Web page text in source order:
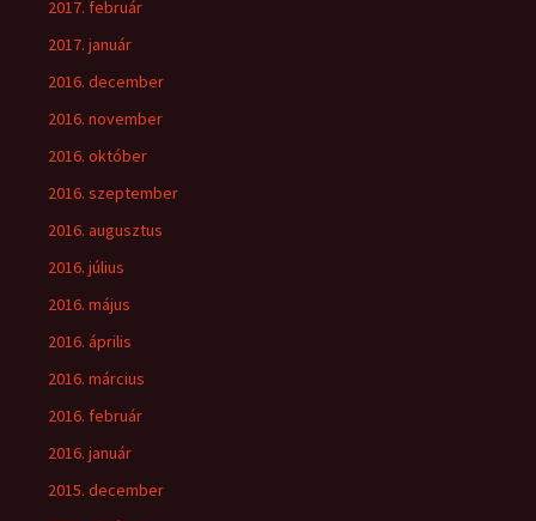
2017. február
2017. január
2016. december
2016. november
2016. október
2016. szeptember
2016. augusztus
2016. július
2016. május
2016. április
2016. március
2016. február
2016. január
2015. december